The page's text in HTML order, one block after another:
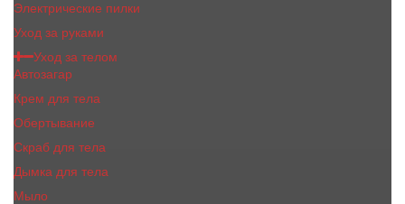
Электрические пилки
Уход за руками
Уход за телом
Автозагар
Крем для тела
Обертывание
Скраб для тела
Дымка для тела
Мыло